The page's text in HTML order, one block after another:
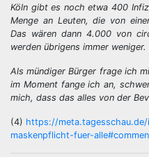
Köln gibt es noch etwa 400
Menge an Leuten, die von
Das wären dann 4.000 von
werden übrigens immer weniger.
Als mündiger Bürger frage ich
im Moment fange ich an,
mich, dass das alles von der
(4) https://
maskenpflicht-fuer-